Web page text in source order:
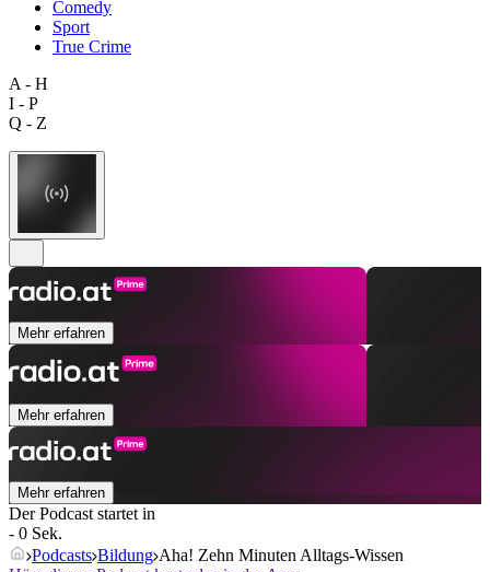
Comedy
Sport
True Crime
A - H
I - P
Q - Z
Mehr erfahren
Mehr erfahren
Mehr erfahren
Der Podcast startet in
- 0 Sek.
Podcasts Bildung Aha! Zehn Minuten Alltags-Wissen